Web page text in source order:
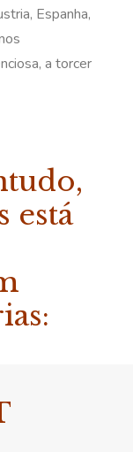
Espanha,
a torcer
está